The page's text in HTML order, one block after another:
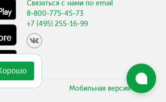
Связаться с нами по email
8-800-775-45-73
+7 (495) 255-16-99
Мобильная версия